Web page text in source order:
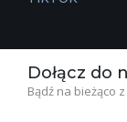
Dołącz do
Bądź na bieżąco